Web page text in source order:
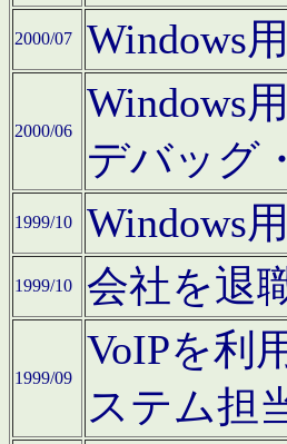
2000/07 Windows
2000/06
Windows
デバッグ
1999/10 Windows
1999/10 会社を退
1999/09
VoIPを利
ステム担